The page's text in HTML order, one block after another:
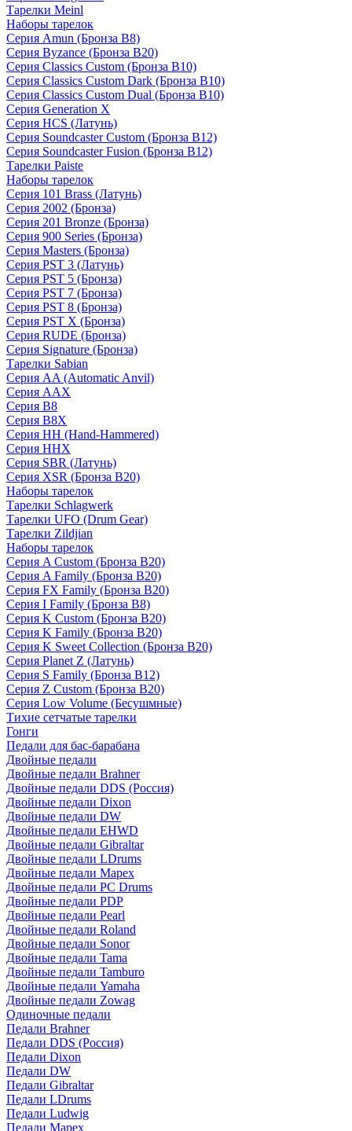
Тарелки Meinl
Наборы тарелок
Серия Amun (Бронза B8)
Серия Byzance (Бронза B20)
Серия Classics Custom (Бронза B10)
Серия Classics Custom Dark (Бронза B10)
Серия Classics Custom Dual (Бронза B10)
Серия Generation X
Серия HCS (Латунь)
Серия Soundcaster Custom (Бронза B12)
Серия Soundcaster Fusion (Бронза B12)
Тарелки Paiste
Наборы тарелок
Серия 101 Brass (Латунь)
Серия 2002 (Бронза)
Серия 201 Bronze (Бронза)
Серия 900 Series (Бронза)
Серия Masters (Бронза)
Серия PST 3 (Латунь)
Серия PST 5 (Бронза)
Серия PST 7 (Бронза)
Серия PST 8 (Бронза)
Серия PST X (Бронза)
Серия RUDE (Бронза)
Серия Signature (Бронза)
Тарелки Sabian
Серия AA (Automatic Anvil)
Серия AAX
Серия B8
Серия B8X
Серия HH (Hand-Hammered)
Серия HHX
Серия SBR (Латунь)
Серия XSR (Бронза B20)
Наборы тарелок
Тарелки Schlagwerk
Тарелки UFO (Drum Gear)
Тарелки Zildjian
Наборы тарелок
Серия A Custom (Бронза B20)
Серия A Family (Бронза B20)
Серия FX Family (Бронза B20)
Серия I Family (Бронза B8)
Серия K Custom (Бронза B20)
Серия K Family (Бронза B20)
Серия K Sweet Collection (Бронза B20)
Серия Planet Z (Латунь)
Серия S Family (Бронза B12)
Серия Z Custom (Бронза B20)
Серия Low Volume (Бесушмные)
Тихие сетчатые тарелки
Гонги
Педали для бас-барабана
Двойные педали
Двойные педали Brahner
Двойные педали DDS (Россия)
Двойные педали Dixon
Двойные педали DW
Двойные педали EHWD
Двойные педали Gibraltar
Двойные педали LDrums
Двойные педали Mapex
Двойные педали PC Drums
Двойные педали PDP
Двойные педали Pearl
Двойные педали Roland
Двойные педали Sonor
Двойные педали Tama
Двойные педали Tamburo
Двойные педали Yamaha
Двойные педали Zowag
Одиночные педали
Педали Brahner
Педали DDS (Россия)
Педали Dixon
Педали DW
Педали Gibraltar
Педали LDrums
Педали Ludwig
Педали Mapex